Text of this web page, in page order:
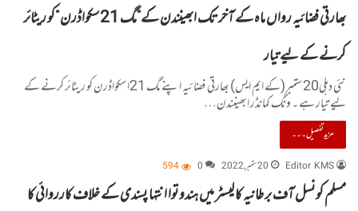
بھارتی فضائیہ رواں ماہ کے آخر تک ابھینندن کے”مگ 21سکواڈرن ”کو ریٹائر
کرنے کے لیے تیار
نئی دہلی20ستمبر(کے ایم ایس) بھارتی فضائیہ اپنے مگ 21اسکواڈرن کو ریٹائر کرنے کے
لیے تیار ہے ۔ ونگ کمانڈر ابھینندن…
مزید تفصیل۔۔۔
Editor KMS 20 ستمبر, 2022 0
594
مسلم کونسل آف برطانیہ کا لیسٹر میں ہندوتوا انتہا پسندی کے خلاف کارروائی کا